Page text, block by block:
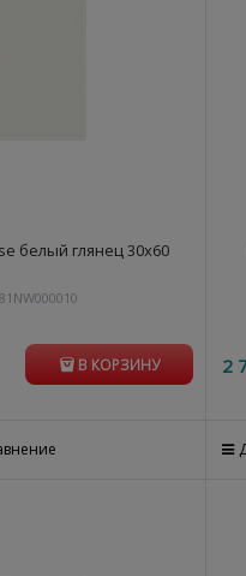
белый глянец 30х60
В КОРЗИНУ 2